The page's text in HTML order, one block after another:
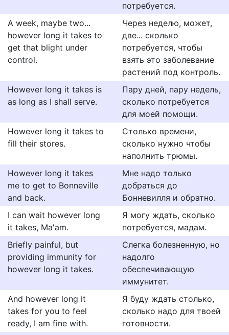
потребуется.
A week, maybe two...
however long it takes to
get that blight under
control.
Через неделю, может,
две... сколько
потребуется, чтобы
взять это заболевание
растений под контроль.
However long it takes is
as long as I shall serve.
Пару дней, пару недель,
сколько потребуется
для моей помощи.
However long it takes to
fill their stores.
Столько времени,
сколько нужно чтобы
наполнить трюмы.
However long it takes
me to get to Bonneville
and back.
Мне надо только
добраться до
Бонневилля и обратно.
I can wait however long
it takes, Ma'am.
Я могу ждать, сколько
потребуется, мадам.
Briefly painful, but
providing immunity for
however long it takes.
Слегка болезненную, но
надолго
обеспечивающую
иммунитет.
And however long it
takes for you to feel
ready, I am fine with.
Я буду ждать столько,
сколько надо для твоей
готовности.